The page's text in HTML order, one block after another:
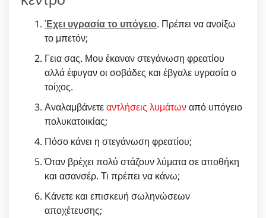
Έχει υγρασία το υπόγειο. Πρέπει να ανοίξω
το μπετόν;
Γεια σας. Μου έκαναν στεγάνωση φρεατίου
αλλά έφυγαν οι σοβάδες και έβγαλε υγρασία ο
τοίχος.
Αναλαμβάνετεαντλήσεις λυμάτωναπό υπόγειο
πολυκατοικίας;
Πόσο κάνει η στεγάνωση φρεατίου;
Όταν βρέχει πολύ στάζουν λύματα σε αποθήκη
και ασανσέρ. Τι πρέπει να κάνω;
Κάνετε και επισκευή σωληνώσεων
αποχέτευσης;